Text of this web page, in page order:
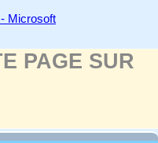
Microsoft
PAGE SUR